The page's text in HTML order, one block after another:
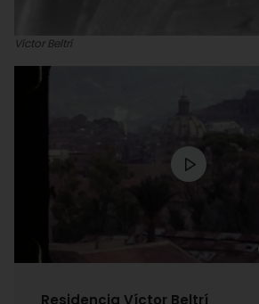
Víctor Beltrí
Residencia Víctor Beltrí